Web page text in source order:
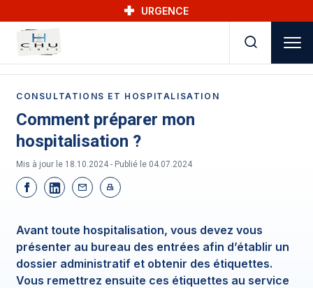
URGENCE
CONSULTATIONS ET HOSPITALISATION
Comment préparer mon
hospitalisation ?
Mis à jour le 18.10.2024 - Publié le 04.07.2024
Avant toute hospitalisation, vous devez vous
présenter au bureau des entrées afin d’établir un
dossier administratif et obtenir des étiquettes.
Vous remettrez ensuite ces étiquettes au service